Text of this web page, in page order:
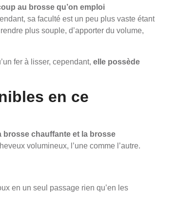
au brosse qu’on emploi
sa faculté est un peu plus vaste étant
plus souple, d’apporter du volume,
fer à lisser, cependant, elle possède
en ce
brosse chauffante et la brosse
volumineux, l’une comme l’autre.
en un seul passage rien qu’en les